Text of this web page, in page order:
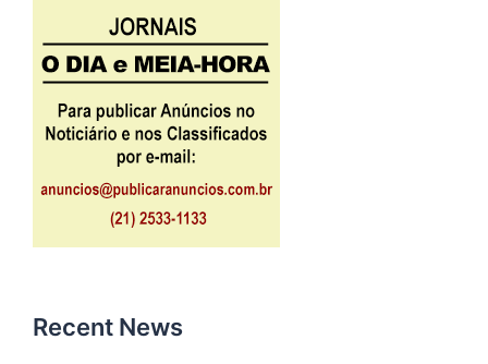
Recent News